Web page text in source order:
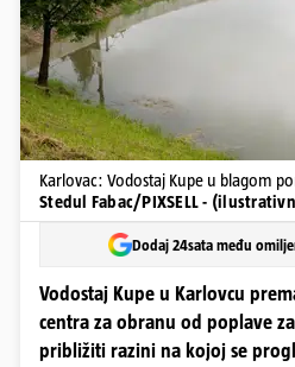
Karlovac: Vodostaj Kupe u blagom
Stedul Fabac/PIXSELL -
Dodaj 24sata među
Vodostaj Kupe u Karlovcu
centra za obranu od poplave
približiti razini na kojoj se